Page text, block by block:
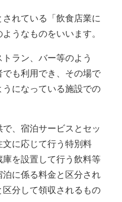
れている「飲食店業に
うなものをいいます。
ラン、バー等のよう
も利用でき、その場で
になっている施設での
、宿泊サービスとセッ
文に応じて行う特別料
を設置して行う飲料等
に係る料金と区分され
分して領収されるもの